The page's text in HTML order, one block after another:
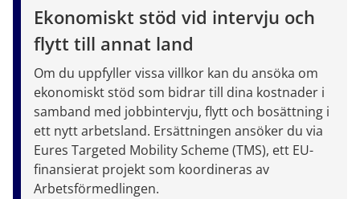
Ekonomiskt stöd vid intervju och
flytt till annat land
Om du uppfyller vissa villkor kan du ansöka om
ekonomiskt stöd som bidrar till dina kostnader i
samband med jobbintervju, flytt och bosättning i
ett nytt arbetsland. Ersättningen ansöker du via
Eures Targeted Mobility Scheme (TMS), ett EU-
finansierat projekt som koordineras av
Arbetsförmedlingen.